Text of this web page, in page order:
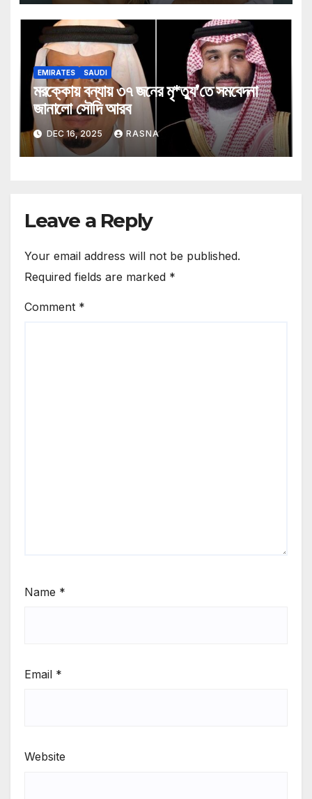
EMIRATES SAUDI
মরক্কোয় বন্যায় ৩৭ জনের মৃ*ত্যু’তে সমবেদনা
জানালো সৌদি আরব
DEC 16, 2025 RASNA
Leave a Reply
Your email address will not be published.
Required fields are marked *
Comment *
Name *
Email *
Website